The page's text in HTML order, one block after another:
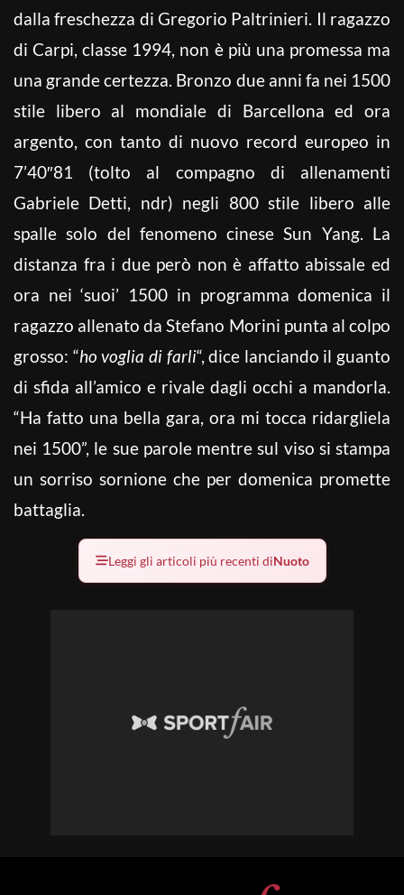
dalla freschezza di Gregorio Paltrinieri. Il ragazzo
di Carpi, classe 1994, non è più una promessa ma
una grande certezza. Bronzo due anni fa nei 1500
stile libero al mondiale di Barcellona ed ora
argento, con tanto di nuovo record europeo in
7’40″81 (tolto al compagno di allenamenti
Gabriele Detti, ndr) negli 800 stile libero alle
spalle solo del fenomeno cinese Sun Yang. La
distanza fra i due però non è affatto abissale ed
ora nei ‘suoi’ 1500 in programma domenica il
ragazzo allenato da Stefano Morini punta al colpo
grosso: “ho voglia di farli“, dice lanciando il guanto
di sfida all’amico e rivale dagli occhi a mandorla.
“Ha fatto una bella gara, ora mi tocca ridargliela
nei 1500”, le sue parole mentre sul viso si stampa
un sorriso sornione che per domenica promette
battaglia.
Leggi gli articoli più recenti diNuoto